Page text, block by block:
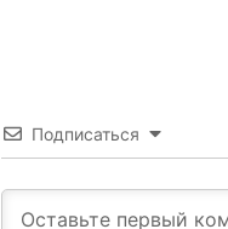
Подписаться